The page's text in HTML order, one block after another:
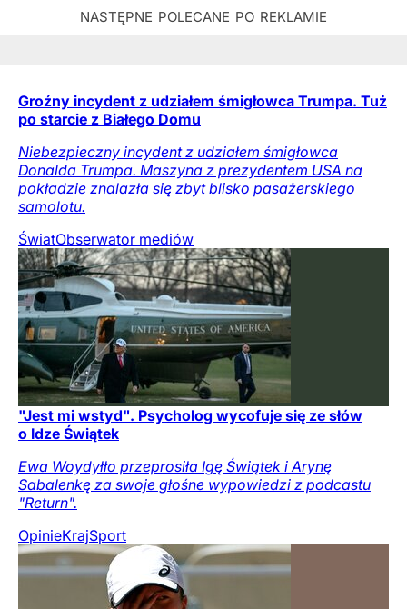
Groźny incydent z udziałem śmigłowca Trumpa. Tuż
po starcie z Białego Domu
Niebezpieczny incydent z udziałem śmigłowca
Donalda Trumpa. Maszyna z prezydentem USA na
pokładzie znalazła się zbyt blisko pasażerskiego
samolotu.
ŚwiatObserwator mediów
"Jest mi wstyd". Psycholog wycofuje się ze słów
o Idze Świątek
Ewa Woydyłło przeprosiła Igę Świątek i Arynę
Sabalenkę za swoje głośne wypowiedzi z podcastu
"Return".
OpinieKrajSport